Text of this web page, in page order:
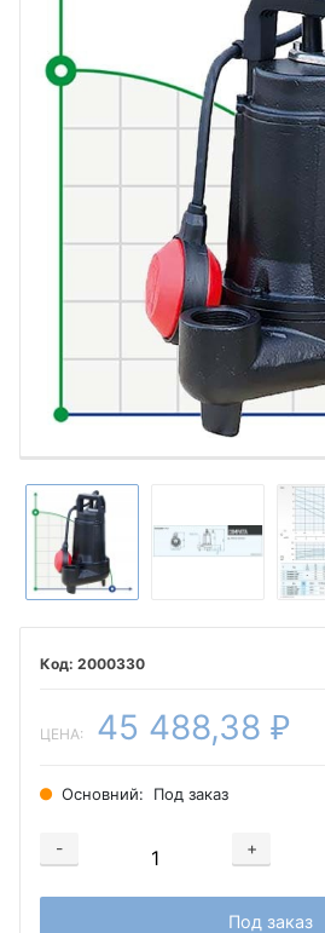
2000330
ЦЕНА: 45 488,38 ₽
Основний: Под заказ
-
+
Добавляется...
Под заказ
Добавлен